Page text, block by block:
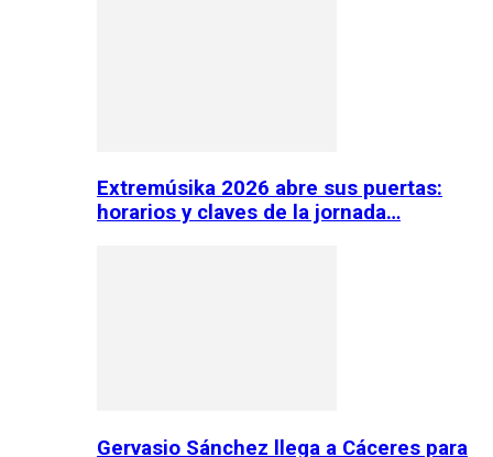
Extremúsika 2026 abre sus puertas:
horarios y claves de la jornada…
Gervasio Sánchez llega a Cáceres para